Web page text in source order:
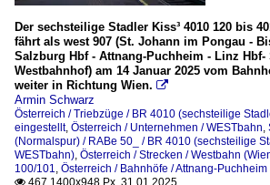
Der sechsteilige Stadler Kiss³ 4010 120 bis
fährt als west 907 (St. Johann im Pongau -
Salzburg Hbf - Attnang-Puchheim - Linz Hbf-
Westbahnhof) am 14 Januar 2025 vom
weiter in Richtung Wien. 
Armin Schwarz
Österreich / Triebzüge / BR 4010 (sechsteilige
eingestellt, Österreich / Unternehmen / WESTbahn,
(Normalspur) / RABe 50_ / BR 4010 (sechsteilige
WESTbahn), Österreich / Strecken / Westbahn
100/101, Österreich / Bahnhöfe / Attnang-Puchheim
 467 1400x948 Px, 31.01.2025